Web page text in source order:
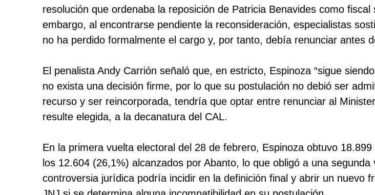
resolución que ordenaba la reposición de Patricia Benavides como fiscal
embargo, al encontrarse pendiente la reconsideración, especialistas
no ha perdido formalmente el cargo y, por tanto, debía renunciar antes
El penalista Andy Carrión señaló que, en estricto, Espinoza “sigue
no exista una decisión firme, por lo que su postulación no debió ser
recurso y ser reincorporada, tendría que optar entre renunciar al
resulte elegida, a la decanatura del CAL.
En la primera vuelta electoral del 28 de febrero, Espinoza obtuvo
los 12.604 (26,1%) alcanzados por Abanto, lo que obligó a una
controversia jurídica podría incidir en la definición final y abrir un nuevo